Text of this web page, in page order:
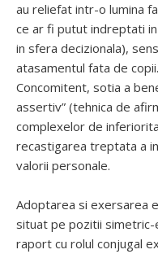
au reliefat intr-o lumina
ce ar fi putut indreptati
in sfera decizionala),
atasamentul fata de copii.
Concomitent, sotia a
assertiv” (tehnica de
complexelor de
recastigarea treptata a
valorii personale.
Adoptarea si exersarea
situat pe pozitii
raport cu rolul conjugal